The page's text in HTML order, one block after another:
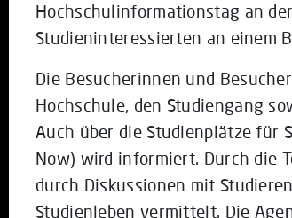
Hochschulinformationstag an
Studieninteressierten an einem
Die Besucherinnen und
Hochschule, den Studiengang
Auch über die Studienplätze für
Now) wird informiert. Durch die
durch Diskussionen mit
Studienleben vermittelt. Die